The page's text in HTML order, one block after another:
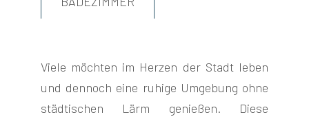
Viele möchten im Herzen der Stadt leben
und dennoch eine ruhige Umgebung ohne
städtischen Lärm genießen. Diese
FOLGEN